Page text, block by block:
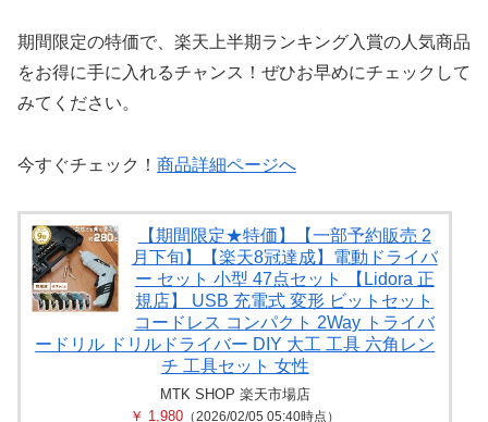
期間限定の特価で、楽天上半期ランキング入賞の人気商品
をお得に手に入れるチャンス！ぜひお早めにチェックして
みてください。
今すぐチェック！ 商品詳細ページへ
【期間限定★特価】【一部予約販売 2
月下旬】【楽天8冠達成】電動ドライバ
ー セット 小型 47点セット 【Lidora 正
規店】 USB 充電式 変形 ビットセット
コードレス コンパクト 2Way トライバ
ードリル ドリルドライバー DIY 大工 工具 六角レン
チ 工具セット 女性
MTK SHOP 楽天市場店
￥ 1,980 （2026/02/05 05:40時点）